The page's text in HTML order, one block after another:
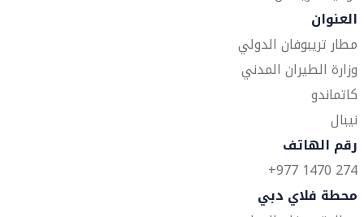
العنوان
مطار تريبوفان الدولي
وزارة الطيران المدني
كاتماندو
نيبال
رقم الهاتف
274 1470 977+
محطة فلاي دبي